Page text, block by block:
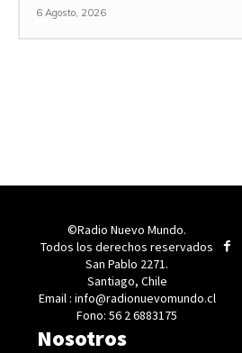
6 Agosto, 2026
©Radio Nuevo Mundo.
Todos los derechos reservados
San Pablo 2271.
Santiago, Chile
Email : info@radionuevomundo.cl
Fono: 56 2 6883175
Nosotros